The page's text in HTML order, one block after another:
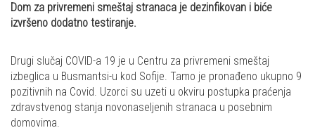
Dom za privremeni smeštaj stranaca je dezinfikovan i biće
izvršeno dodatno testiranje.
Drugi slučaj COVID-a 19 je u Centru za privremeni smeštaj
izbeglica u Busmantsi-u kod Sofije. Tamo je pronađeno ukupno 9
pozitivnih na Covid. Uzorci su uzeti u okviru postupka praćenja
zdravstvenog stanja novonaseljenih stranaca u posebnim
domovima.